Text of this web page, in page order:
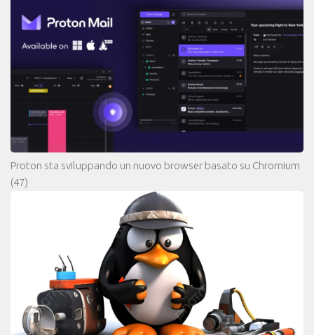
Proton sta sviluppando un nuovo browser basato su Chromium
(47)